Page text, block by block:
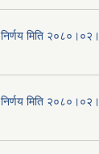
मिति २०८०।०२।
मिति २०८०।०२।